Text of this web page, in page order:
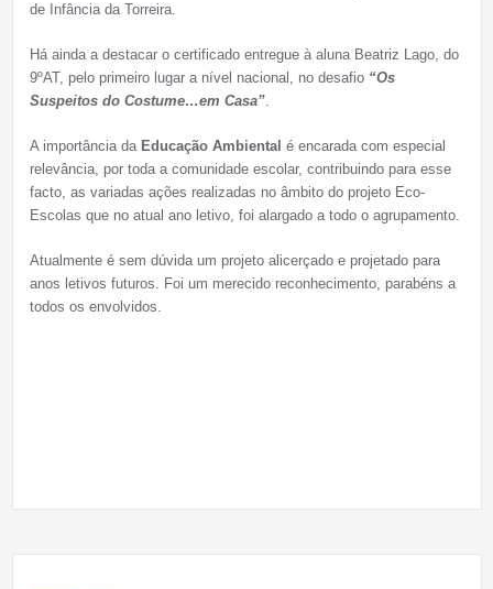
de Infância da Torreira.
Há ainda a destacar o certificado entregue à aluna Beatriz Lago, do
9ºAT, pelo primeiro lugar a nível nacional, no desafio “Os
Suspeitos do Costume…em Casa”.
A importância da Educação Ambiental é encarada com especial
relevância, por toda a comunidade escolar, contribuindo para esse
facto, as variadas ações realizadas no âmbito do projeto Eco-
Escolas que no atual ano letivo, foi alargado a todo o agrupamento.
Atualmente é sem dúvida um projeto alicerçado e projetado para
anos letivos futuros. Foi um merecido reconhecimento, parabéns a
todos os envolvidos.